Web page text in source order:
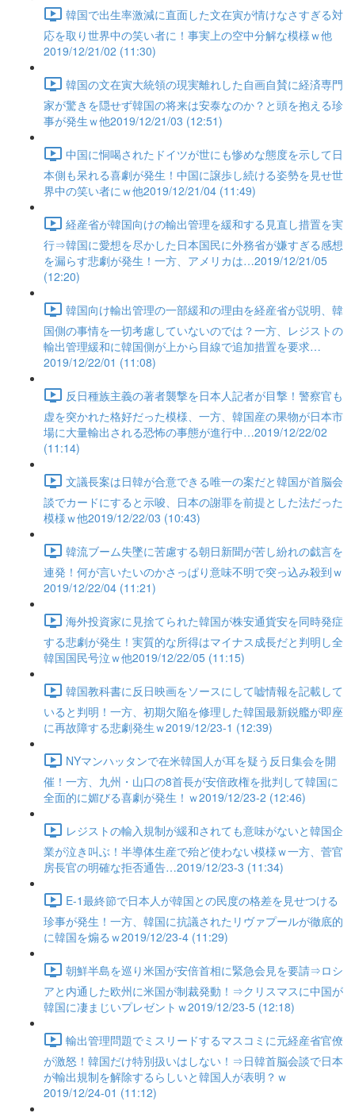
韓国で出生率激減に直面した文在寅が情けなさすぎる対
応を取り世界中の笑い者に！事実上の空中分解な模様ｗ他
2019/12/21/02 (11:30)
韓国の文在寅大統領の現実離れした自画自賛に経済専門
家が驚きを隠せず韓国の将来は安泰なのか？と頭を抱える珍
事が発生ｗ他2019/12/21/03 (12:51)
中国に恫喝されたドイツが世にも惨めな態度を示して日
本側も呆れる喜劇が発生！中国に譲歩し続ける姿勢を見せ世
界中の笑い者にｗ他2019/12/21/04 (11:49)
経産省が韓国向けの輸出管理を緩和する見直し措置を実
行⇒韓国に愛想を尽かした日本国民に外務省が嫌すぎる感想
を漏らす悲劇が発生！一方、アメリカは…2019/12/21/05
(12:20)
韓国向け輸出管理の一部緩和の理由を経産省が説明、韓
国側の事情を一切考慮していないのでは？一方、レジストの
輸出管理緩和に韓国側が上から目線で追加措置を要求…
2019/12/22/01 (11:08)
反日種族主義の著者襲撃を日本人記者が目撃！警察官も
虚を突かれた格好だった模様、一方、韓国産の果物が日本市
場に大量輸出される恐怖の事態が進行中…2019/12/22/02
(11:14)
文議長案は日韓が合意できる唯一の案だと韓国が首脳会
談でカードにすると示唆、日本の謝罪を前提とした法だった
模様ｗ他2019/12/22/03 (10:43)
韓流ブーム失墜に苦慮する朝日新聞が苦し紛れの戯言を
連発！何が言いたいのかさっぱり意味不明で突っ込み殺到ｗ
2019/12/22/04 (11:21)
海外投資家に見捨てられた韓国が株安通貨安を同時発症
する悲劇が発生！実質的な所得はマイナス成長だと判明し全
韓国国民号泣ｗ他2019/12/22/05 (11:15)
韓国教科書に反日映画をソースにして嘘情報を記載して
いると判明！一方、初期欠陥を修理した韓国最新鋭艦が即座
に再故障する悲劇発生ｗ2019/12/23-1 (12:39)
NYマンハッタンで在米韓国人が耳を疑う反日集会を開
催！一方、九州・山口の8首長が安倍政権を批判して韓国に
全面的に媚びる喜劇が発生！ｗ2019/12/23-2 (12:46)
レジストの輸入規制が緩和されても意味がないと韓国企
業が泣き叫ぶ！半導体生産で殆ど使わない模様ｗ一方、菅官
房長官の明確な拒否通告…2019/12/23-3 (11:34)
E-1最終節で日本人が韓国との民度の格差を見せつける
珍事が発生！一方、韓国に抗議されたリヴァプールが徹底的
に韓国を煽るｗ2019/12/23-4 (11:29)
朝鮮半島を巡り米国が安倍首相に緊急会見を要請⇒ロシ
アと内通した欧州に米国が制裁発動！⇒クリスマスに中国が
韓国に凄まじいプレゼントｗ2019/12/23-5 (12:18)
輸出管理問題でミスリードするマスコミに元経産省官僚
が激怒！韓国だけ特別扱いはしない！⇒日韓首脳会談で日本
が輸出規制を解除するらしいと韓国人が表明？ｗ
2019/12/24-01 (11:12)